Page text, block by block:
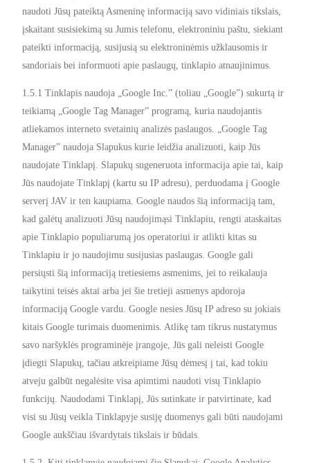
naudoti Jūsų pateiktą Asmeninę informaciją savo vidiniais tikslais,
įskaitant susisiekimą su Jumis telefonu, elektroniniu paštu, siekiant
pateikti informaciją, susijusią su elektroninėmis užklausomis ir
sandoriais bei informuoti apie paslaugų, tinklapio atnaujinimus.
1.5.1 Tinklapis naudoja „Google Inc.” (toliau „Google”) sukurtą ir
teikiamą „Google Tag Manager” programą, kuria naudojantis
atliekamos interneto svetainių analizės paslaugos. „Google Tag
Manager” naudoja Slapukus kurie leidžia analizuoti, kaip Jūs
naudojate Tinklapį. Slapukų sugeneruota informacija apie tai, kaip
Jūs naudojate Tinklapį (kartu su IP adresu), perduodama į Google
serverį JAV ir ten kaupiama. Google naudos šią informaciją tam,
kad galėtų analizuoti Jūsų naudojimąsi Tinklapiu, rengti ataskaitas
apie Tinklapio populiarumą jos operatoriui ir atlikti kitas su
Tinklapiu ir jo naudojimu susijusias paslaugas. Google gali
persiųsti šią informaciją tretiesiems asmenims, jei to reikalauja
taikytini teisės aktai arba jei šie tretieji asmenys apdoroja
informaciją Google vardu. Google nesies Jūsų IP adreso su jokiais
kitais Google turimais duomenimis. Atlikę tam tikrus nustatymus
savo naršyklės programinėje įrangoje, Jūs gali neleisti Google
įdiegti Slapukų, tačiau atkreipiame Jūsų dėmesį į tai, kad tokiu
atveju galbūt negalėsite visa apimtimi naudoti visų Tinklapio
funkcijų. Naudodami Tinklapį, Jūs sutinkate ir patvirtinate, kad
visi su Jūsų veikla Tinklapyje susiję duomenys gali būti naudojami
Google aukščiau išvardytais tikslais ir būdais.